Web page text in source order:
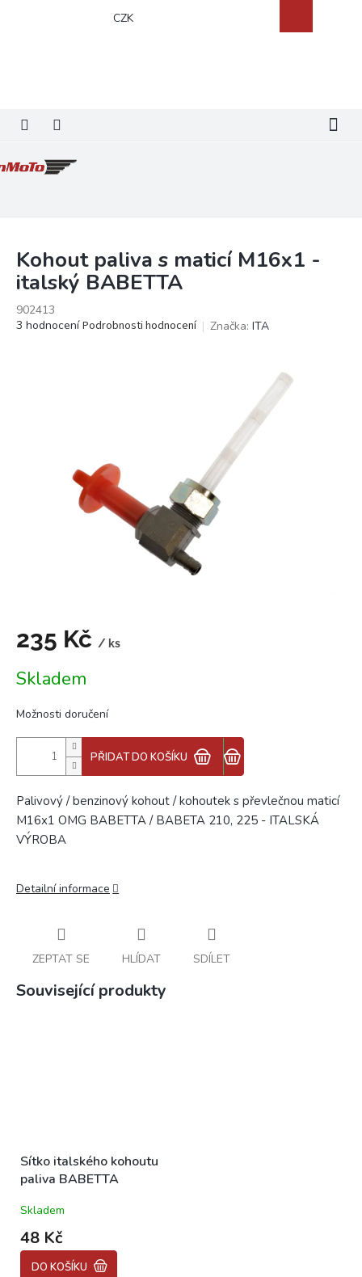
CZK
košík
Kohout paliva s maticí M16x1 -
italský BABETTA
902413
Průměrné
3 hodnocení Podrobnosti hodnocení Značka: ITA
235 Kč / ks
cena:
Skladem
Možnosti doručení
PŘIDAT DO KOŠÍKU
Palivový / benzinový kohout / kohoutek s převlečnou maticí
M16x1 OMG BABETTA / BABETA 210, 225 - ITALSKÁ
VÝROBA
Detailní informace
ZEPTAT SE HLÍDAT SDÍLET
Související produkty
Sítko italského kohoutu
paliva BABETTA
Skladem
48 Kč
DO KOŠÍKU